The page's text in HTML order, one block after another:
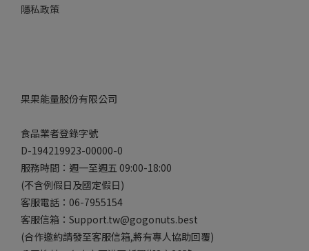
隱私政策
果果能量股份有限公司
食品業者登錄字號
D-194219923-00000-0
服務時間：週一至週五 09:00-18:00
(不含例假日及國定假日)
客服電話：06-7955154
客服信箱：Support.tw@gogonuts.best
(合作邀約請發至客服信箱,將有專人協助回覆)